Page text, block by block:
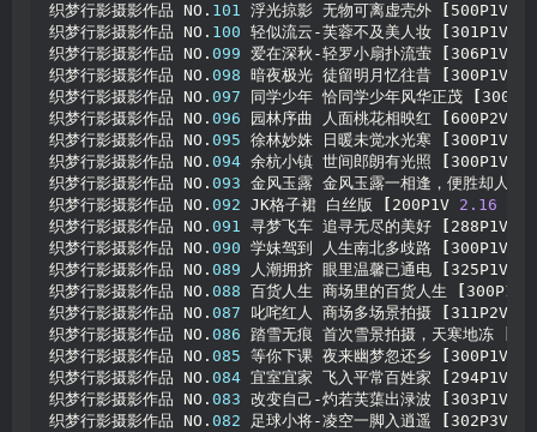
织梦行影摄影作品 NO. 101 浮光掠影 无物可离虚壳外 500P1V
织梦行影摄影作品 NO. 100 轻似流云-芙蓉不及美人妆 301P1V
织梦行影摄影作品 NO. 099 爱在深秋-轻罗小扇扑流萤 306P1V
织梦行影摄影作品 NO. 098 暗夜极光 徒留明月忆往昔 300P1V
织梦行影摄影作品 NO. 097 同学少年 恰同学少年风华正茂
织梦行影摄影作品 NO. 096 园林序曲 人面桃花相映红 600P2V
织梦行影摄影作品 NO. 095 徐林妙姝 日暖未觉水光寒 300P1V
织梦行影摄影作品 NO. 094 余杭小镇 世间郎朗有光照 300P1V
织梦行影摄影作品 NO. 093 金风玉露 金风玉露一相逢，便胜却人间
织梦行影摄影作品 NO. 092 JK格子裙 白丝版 200P1V 2.16
织梦行影摄影作品 NO. 091 寻梦飞车 追寻无尽的美好 288P1V
织梦行影摄影作品 NO. 090 学妹驾到 人生南北多歧路 300P1V
织梦行影摄影作品 NO. 089 人潮拥挤 眼里温馨已通电 325P1V
织梦行影摄影作品 NO. 088 百货人生 商场里的百货人生 300P1V
织梦行影摄影作品 NO. 087 叱咤红人 商场多场景拍摄 311P2V
织梦行影摄影作品 NO. 086 踏雪无痕 首次雪景拍摄，天寒地冻
织梦行影摄影作品 NO. 085 等你下课 夜来幽梦忽还乡 300P1V
织梦行影摄影作品 NO. 084 宜室宜家 飞入平常百姓家 294P1V
织梦行影摄影作品 NO. 083 改变自己-灼若芙蕖出渌波 303P1V
织梦行影摄影作品 NO. 082 足球小将-凌空一脚入逍遥 302P3V